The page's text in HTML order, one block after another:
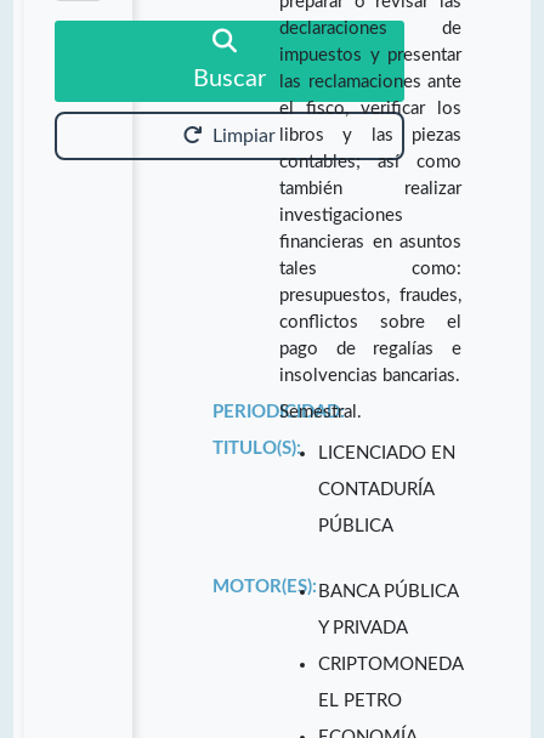
Buscar
Limpiar
declaraciones de
impuestos y presentar
las reclamaciones ante
el fisco, verificar los
libros y las piezas
contables; así como
también realizar
investigaciones
financieras en asuntos
tales como:
presupuestos, fraudes,
conflictos sobre el
pago de regalías e
insolvencias bancarias.
PERIODICIDAD:
Semestral.
TITULO(S):
LICENCIADO EN
CONTADURÍA
PÚBLICA
MOTOR(ES): BANCA PÚBLICA
Y PRIVADA
CRIPTOMONEDA
EL PETRO